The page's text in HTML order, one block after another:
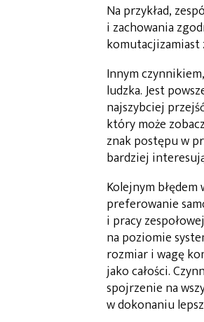
Na przykład,
i zachowania
komutacjizamiast
Innym
ludzka. Jest
najszybciej
który może
znak postępu w
bardziej
Kolejnym
preferowanie
i pracy
na poziomie
rozmiar i wagę
jako całości.
spojrzenie na
w dokonaniu